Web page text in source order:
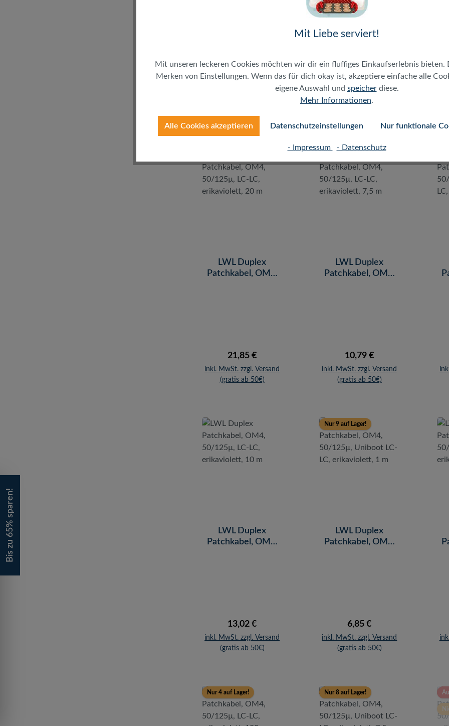
Regulärer Preis:
Patchkabel, OM4,
50/125µ, LC-LC,
erikaviolett, 5 m
Regulärer Preis:
8,58 €
inkl. MwSt. zzgl. Versand
LWL Duplex
Patchkabel, OM4,
Regulärer Preis:
21,85 €
inkl. MwSt. zzgl. Versand
(gratis ab 50€)
LWL Duplex
Patchkabel, OM4,
Regulärer Preis:
10,79 €
inkl. MwSt. zzgl. Versand
(gratis ab 50€)
LWL Duplex
Patchkabel, OM4,
Regulärer Preis:
13,02 €
inkl. MwSt. zzgl. Versand
(gratis ab 50€)
Nur 9 auf Lager!
LWL Duplex
Patchkabel, OM4,
Regulärer Preis:
6,85 €
inkl. MwSt. zzgl. Versand
(gratis ab 50€)
Nur 4 auf Lager! Nur 8 auf Lager!
Bis zu 65% sparen!
Mit Liebe serviert!
Mit unseren leckeren Cookies möchten wir dir ein fluffiges Einkaufserlebnis bieten.
Merken von Einstellungen. Wenn das für dich okay ist, akzeptiere einfache alle
eigene Auswahl und speicherdiese.
Mehr Informationen.
Alle Cookies akzeptieren Datenschutzeinstellungen Nur funktionale
- Impressum - Datenschutz